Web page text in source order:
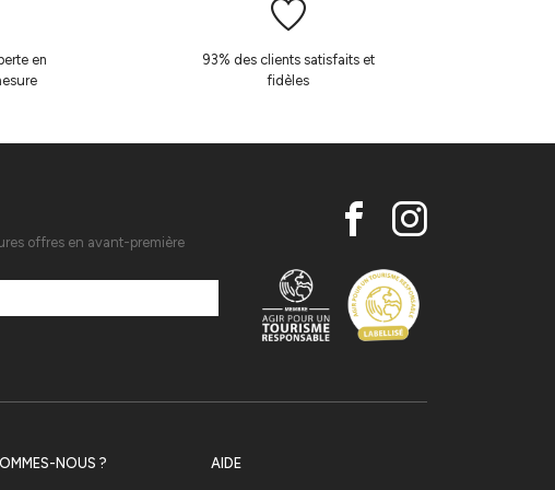
en
93% des clients satisfaits et
fidèles
offres en avant-première
NOUS ? AIDE